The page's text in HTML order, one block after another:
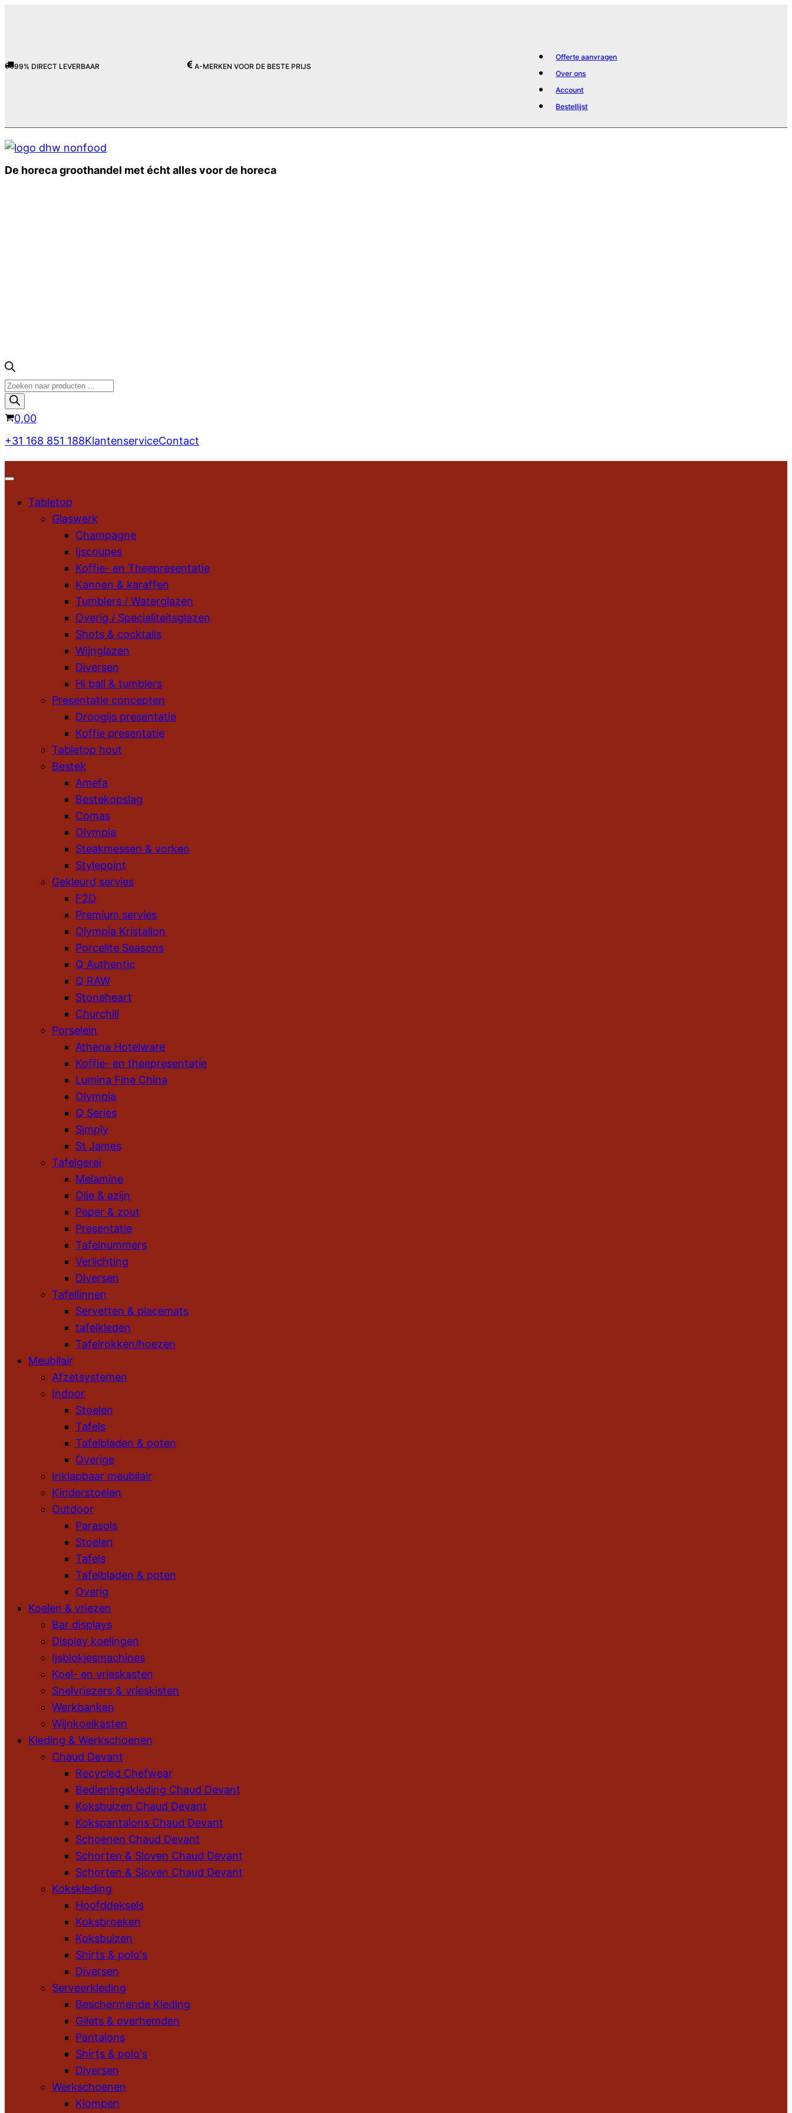
99% DIRECT LEVERBAAR A-MERKEN VOOR DE BESTE PRIJS
Offerte aanvragen
Over ons
Account
Bestellijst
De horeca groothandel met écht alles voor de horeca
Producten
zoeken
0,00
+31 168 851 188KlantenserviceContact
Tabletop
Glaswerk
Champagne
Ijscoupes
Koffie- en Theepresentatie
Kannen & karaffen
Tumblers / Waterglazen
Overig / Specialiteitsglazen
Shots & cocktails
Wijnglazen
Diversen
Hi ball & tumblers
Presentatie concepten
Droogijs presentatie
Koffie presentatie
Tabletop hout
Bestek
Amefa
Bestekopslag
Comas
Olympia
Steakmessen & vorken
Stylepoint
Gekleurd servies
F2D
Premium servies
Olympia Kristallon
Porcelite Seasons
Q Authentic
Q RAW
Stoneheart
Churchill
Porselein
Athena Hotelware
Koffie- en theepresentatie
Lumina Fine China
Olympia
Q Series
Simply
St James
Tafelgerei
Melamine
Olie & azijn
Peper & zout
Presentatie
Tafelnummers
Verlichting
Diversen
Tafellinnen
Servetten & placemats
tafelkleden
Tafelrokken/hoezen
Meubilair
Afzetsystemen
Indoor
Stoelen
Tafels
Tafelbladen & poten
Overige
Inklapbaar meubilair
Kinderstoelen
Outdoor
Parasols
Stoelen
Tafels
Tafelbladen & poten
Overig
Koelen & vriezen
Bar displays
Display koelingen
Ijsblokjesmachines
Koel- en vrieskasten
Snelvriezers & vrieskisten
Werkbanken
Wijnkoelkasten
Kleding & Werkschoenen
Chaud Devant
Recycled Chefwear
Bedieningskleding Chaud Devant
Koksbuizen Chaud Devant
Kokspantalons Chaud Devant
Schoenen Chaud Devant
Schorten & Sloven Chaud Devant
Schorten & Sloven Chaud Devant
Kokskleding
Hoofddeksels
Koksbroeken
Koksbuizen
Shirts & polo's
Diversen
Serveerkleding
Beschermende Kleding
Gilets & overhemden
Pantalons
Shirts & polo's
Diversen
Werkschoenen
Klompen